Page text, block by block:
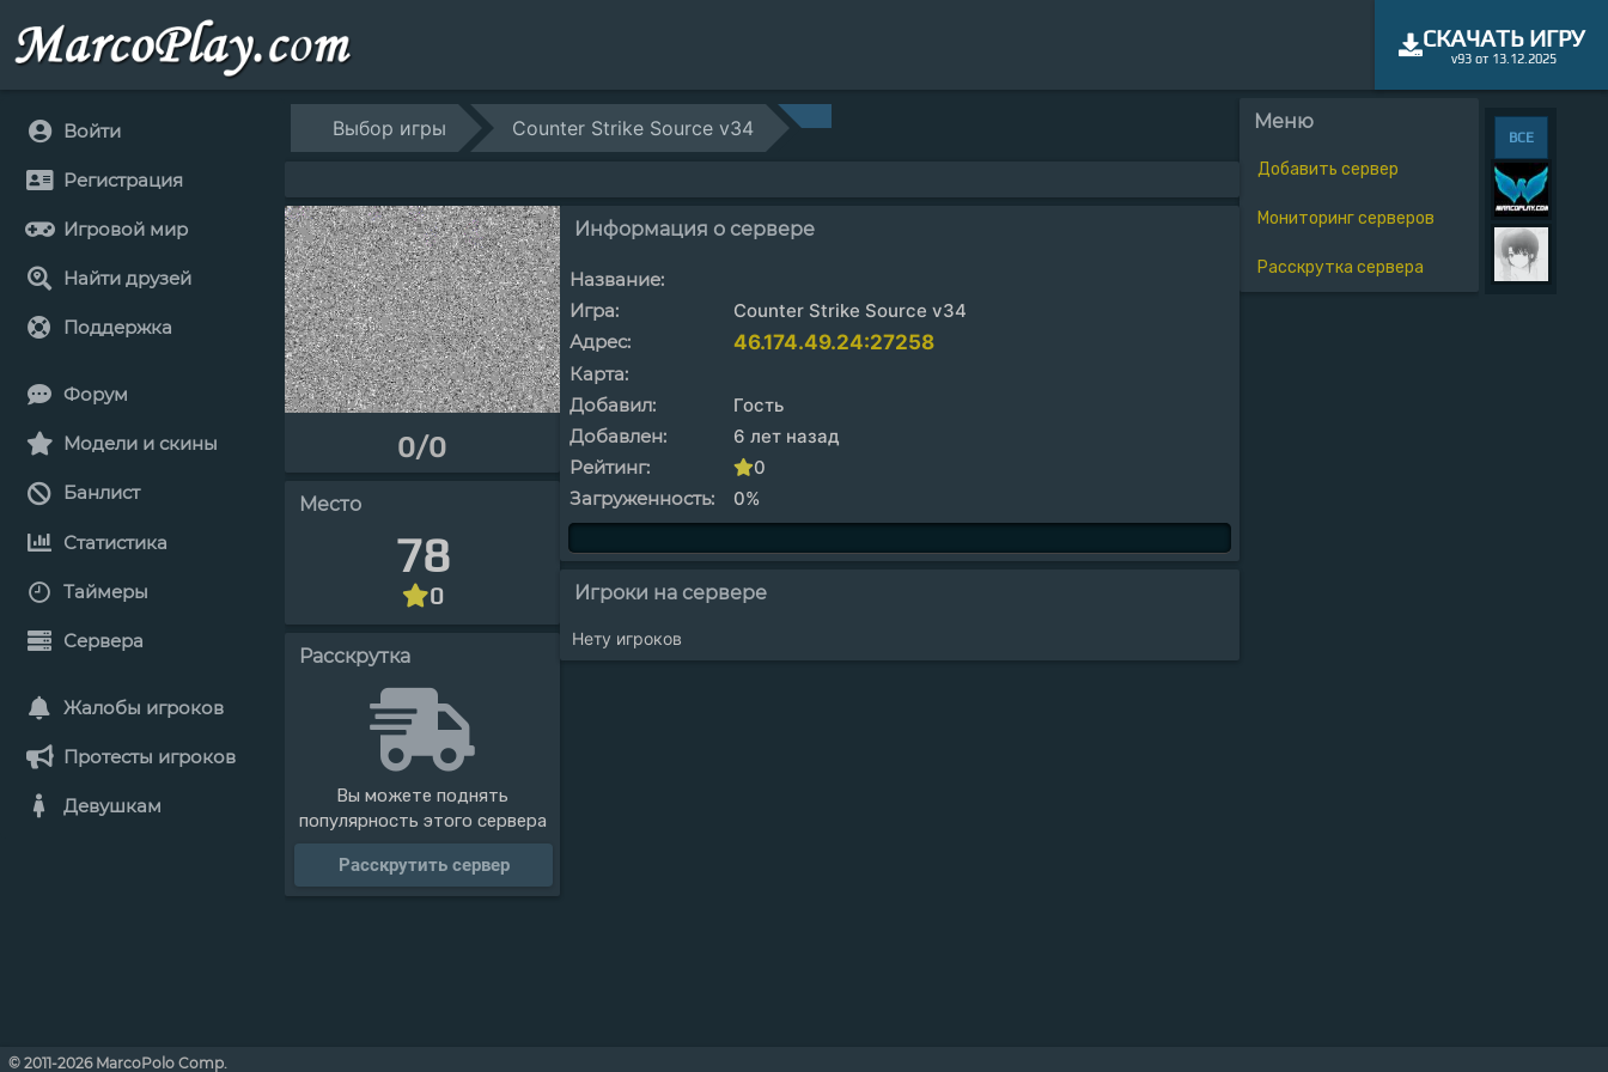
СКАЧАТЬ ИГРУ
v93 от 13.12.2025
Войти
Регистрация
Игровой мир
Найти друзей
Поддержка
Форум
Модели и скины
Банлист
Статистика
Таймеры
Сервера
Жалобы игроков
Протесты игроков
Девушкам
Меню
Добавить сервер
Мониторинг серверов
Расскрутка сервера
Выбор игры Counter Strike Source v34
0/0
Место
78
0
Расскрутка
Вы можете поднять
популярность этого сервера
Расскрутить сервер
Информация о сервере
Название:
Игра:
Counter Strike Source v34
Адрес:
46.174.49.24:27258
Карта:
Добавил:
Гость
Добавлен:
6 лет назад
Рейтинг:
0
Загруженность:
0%
Игроки на сервере
Нету игроков
ВСЕ
© 2011-2026 MarcoPolo Comp.